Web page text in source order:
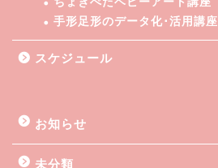
手形足形のデータ化･活用講座
スケジュール
お知らせ
未分類